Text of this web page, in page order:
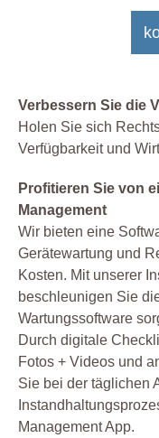
Verbessern Sie die
Holen Sie sich
Verfügbarkeit und
Profitieren Sie von
Management
Wir bieten eine
Gerätewartung und
Kosten. Mit unserer
beschleunigen Sie
Wartungssoftware
Durch digitale
Fotos + Videos und
Sie bei der täglichen
Management App.